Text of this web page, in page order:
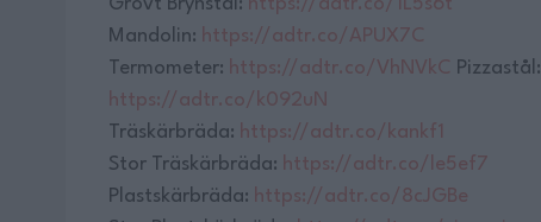
Grovt Brynstål: https://adtr.co/1L5s6t
Mandolin: https://adtr.co/APUX7C
Termometer: https://adtr.co/VhNVkC Pizzastål:
https://adtr.co/k092uN
Träskärbräda: https://adtr.co/kankf1
Stor Träskärbräda: https://adtr.co/le5ef7
Plastskärbräda: https://adtr.co/8cJGBe